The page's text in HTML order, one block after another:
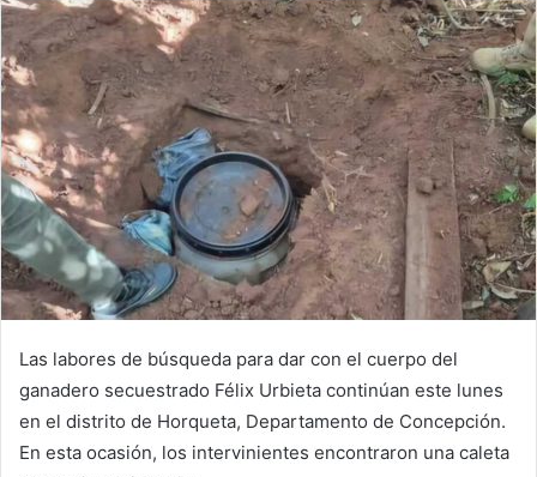
Las labores de búsqueda para dar con el cuerpo del
ganadero secuestrado Félix Urbieta continúan este lunes
en el distrito de Horqueta, Departamento de Concepción.
En esta ocasión, los intervinientes encontraron una caleta